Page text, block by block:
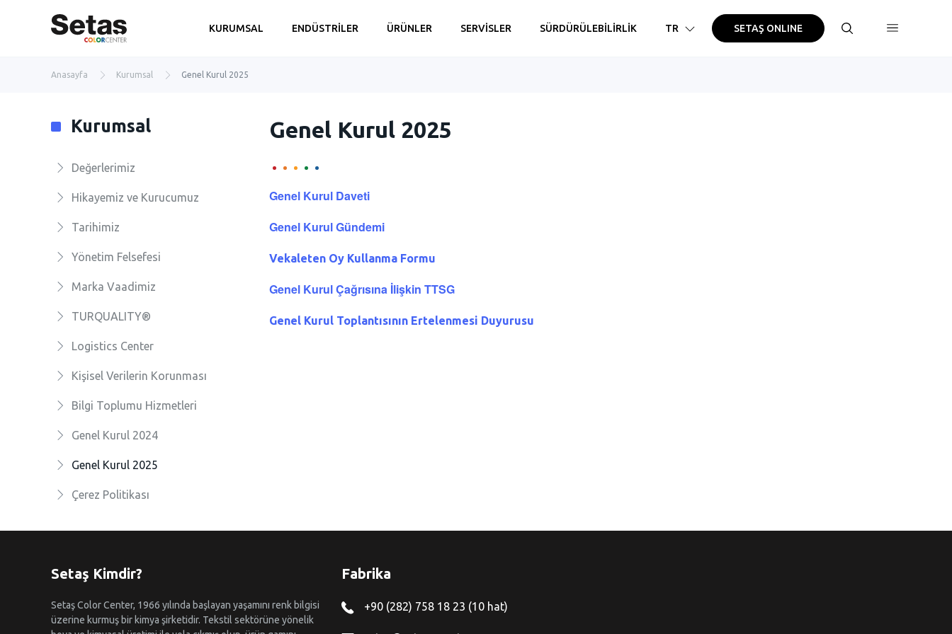
KURUMSAL ENDÜSTRİLER ÜRÜNLER SERVİSLER SÜRDÜRÜLEBİLİRLİK TR SETAŞ ONLINE
Kurumsal
Değerlerimiz
Hikayemiz ve Kurucumuz
Tarihimiz
Yönetim Felsefesi
Marka Vaadimiz
TURQUALITY®
Logistics Center
Kişisel Verilerin Korunması
Bilgi Toplumu Hizmetleri
Genel Kurul 2024
Genel Kurul 2025
Çerez Politikası
Genel Kurul 2025
Genel Kurul Daveti
Genel Kurul Gündemi
Vekaleten Oy Kullanma Formu
Genel Kurul Çağrısına İlişkin TTSG
Genel Kurul Toplantısının Ertelenmesi Duyurusu
Anasayfa Kurumsal Genel Kurul 2025
Setaş Kimdir?
Setaş Color Center, 1966 yılında başlayan yaşamını renk bilgisi
üzerine kurmuş bir kimya şirketidir. Tekstil sektörüne yönelik
Fabrika
+90 (282) 758 18 23 (10 hat)